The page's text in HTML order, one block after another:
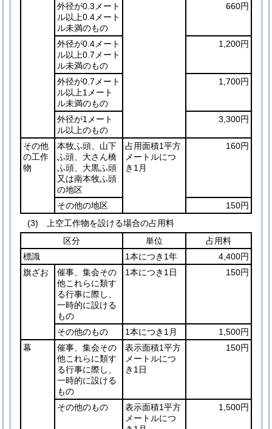
外径が0.3メート
ル以上0.4メート
ル未満のもの
660円
外径が0.4メート
ル以上0.7メート
ル未満のもの
1,200円
外径が0.7メート
ル以上1メート
ル未満のもの
1,700円
外径が1メート
ル以上のもの
3,300円
その他
の工作
物
本牧ふ頭、山下
ふ頭、大さん橋
ふ頭、大黒ふ頭
又は南本牧ふ頭
の地区
占用面積1平方
メートルにつ
き1月
160円
その他の地区
150円
(3) 上空工作物を設ける場合の占用料
区分
単位
占用料
標識
1本につき1年
4,400円
旗ざお
催事、集会その
他これらに類す
る行事に際し、
一時的に設ける
もの
1本につき1日 150円
その他のもの 1本につき1月
1,500円
幕
催事、集会その
他これらに類す
る行事に際し、
一時的に設ける
もの
表示面積1平方
メートルにつ
き1日
150円
その他のもの
表示面積1平方
メートルにつ
1,500円